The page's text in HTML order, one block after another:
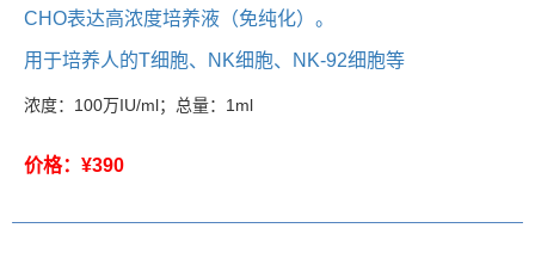
CHO表达高浓度培养液（免纯化）。
用于培养人的T细胞、NK细胞、NK-92细胞等
浓度： 100万IU/ml；总量：1ml
价格：¥390